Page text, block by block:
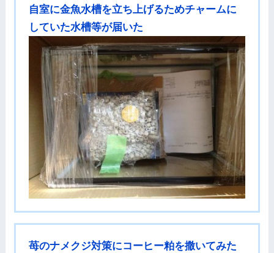
自室に金魚水槽を立ち上げるためチャームに
していた水槽等が届いた
苺のナメクジ対策にコーヒー粕を撒いてみた